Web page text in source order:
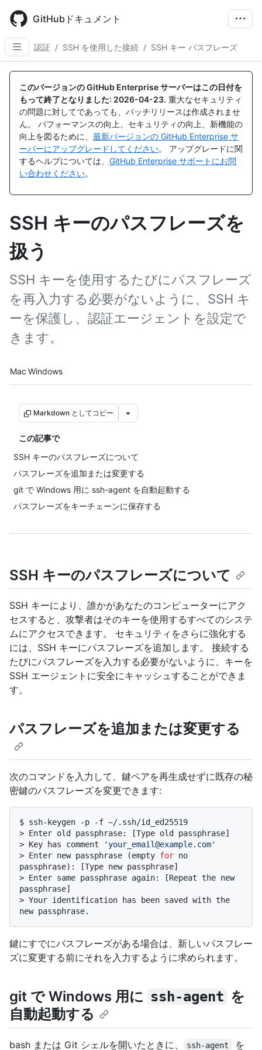
main
content
GitHubドキュメント
認証 / SSH を使用した接続 / SSH キー パスフレーズ
このバージョンの GitHub Enterprise サーバーはこの日付を
もって終了となりました: 2026-04-23. 重大なセキュリティ
の問題に対してであっても、パッチリリースは作成されませ
ん。 パフォーマンスの向上、セキュリティの向上、新機能の
向上を図るために、 最新バージョンの GitHub Enterprise サ
ーバーにアップグレードしてください。 アップグレードに関
するヘルプについては、 GitHub Enterprise サポートにお問
い合わせください。
SSH キーのパスフレーズを
扱う
SSH キーを使用するたびにパスフレーズ
を再入力する必要がないように、SSH キ
ーを保護し、認証エージェントを設定で
きます。
Platform navigation
Mac Windows
Markdown としてコピー
この記事で
SSH キーのパスフレーズについて
パスフレーズを追加または変更する
git で Windows 用に ssh-agent を自動起動する
パスフレーズをキーチェーンに保存する
SSH キーのパスフレーズについて
SSH キーにより、誰かがあなたのコンピューターにアク
セスすると、攻撃者はそのキーを使用するすべてのシステ
ムにアクセスできます。 セキュリティをさらに強化する
には、SSH キーにパスフレーズを追加します。 接続する
たびにパスフレーズを入力する必要がないように、キーを
SSH エージェントに安全にキャッシュすることができま
す。
パスフレーズを追加または変更する
次のコマンドを入力して、鍵ペアを再生成せずに既存の秘
密鍵のパスフレーズを変更できます:
$ ssh-keygen -p -f ~/.ssh/id_ed25519
> Enter old passphrase: [Type old passphrase]
> Key has comment
'your_email@example.com'
> Enter new passphrase (empty for no
passphrase): [Type new passphrase]
> Enter same passphrase again: [Repeat the new
passphrase]
> Your identification has been saved with the
new passphrase.
鍵にすでにパスフレーズがある場合は、新しいパスフレー
ズに変更する前にそれを入力するように求められます。
git で Windows 用に ssh-agent を
自動起動する
bash または Git シェルを開いたときに、 ssh-agent を